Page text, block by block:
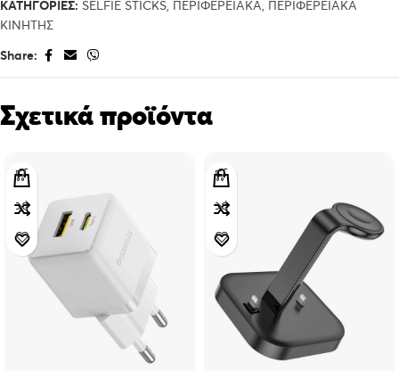
ΚΑΤΗΓΟΡΊΕΣ: SELFIE STICKS, ΠΕΡΙΦΕΡΕΙΑΚΑ, ΠΕΡΙΦΕΡΕΙΑΚΑ
ΚΙΝΗΤΗΣ
Share:
Σχετικά προϊόντα